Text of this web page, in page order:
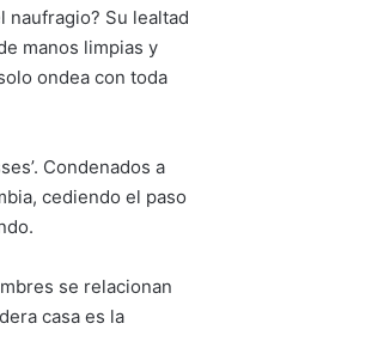
naufragio? Su lealtad
manos limpias y
ondea con toda
Condenados a
cediendo el paso
se relacionan
casa es la